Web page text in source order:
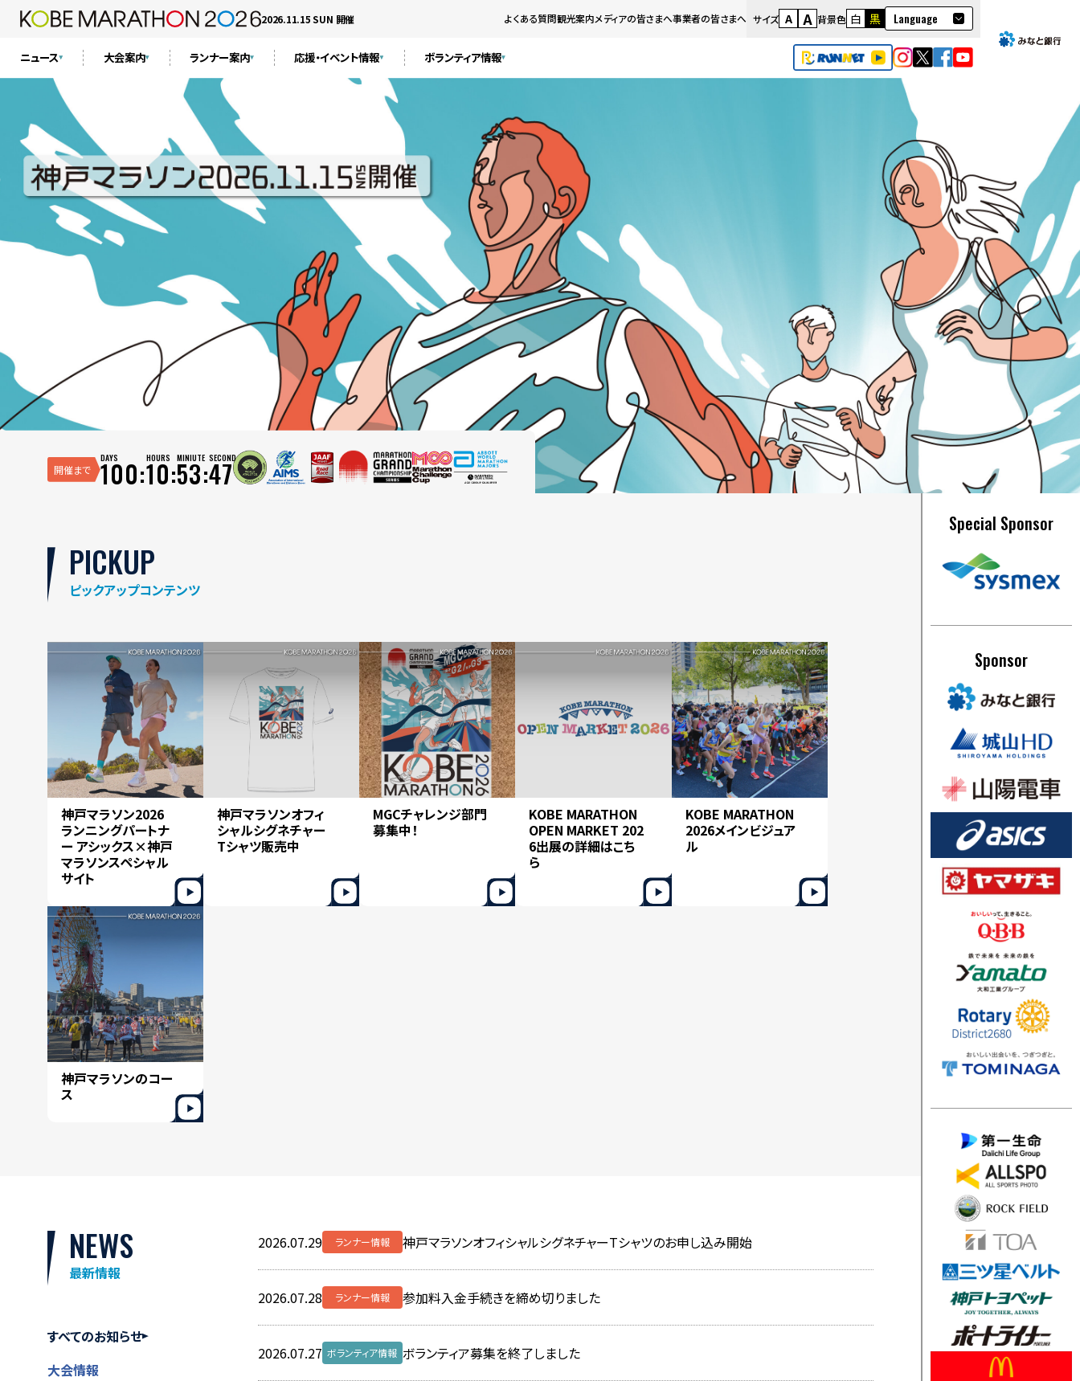
2026.11.15 SUN 開催 よくある質問観光案内メディアの皆さまへ事業者の皆さまへ サイズ A A 背景色 白 黒 Language
日本語
English
繁體語
ニュース 大会案内 ランナー案内 応援・イベント情報 ボランティア情報
開催まで 100:
DAYS 10:
HOURS 53:
MINIUTE 46
SECOND
PICKUP
ピックアップコンテンツ
神戸マラソン2026
ランニングパートナ
ー アシックス×神戸
マラソンスペシャル
サイト
神戸マラソンオフィ
シャルシグネチャー
Tシャツ販売中
MGCチャレンジ部門
募集中！
KOBE MARATHON
OPEN MARKET 202
6出展の詳細はこち
ら
KOBE MARATHON
2026メインビジュア
ル
神戸マラソンのコー
ス
NEWS
最新情報
すべてのお知らせ
大会情報
2026.07.29 ランナー情報 神戸マラソンオフィシャルシグネチャーTシャツのお申し込み開始
2026.07.28 ランナー情報 参加料入金手続きを締め切りました
2026.07.27 ボランティア情報 ボランティア募集を終了しました
2026.07.24 大会情報 神戸マラソン2026チャレンジアンバサダーに三原舞依さんが就任決定
2026.07.21 大会情報 「神戸マラソン・シリーズイベント」を募集します
2026.07.16 大会情報 神戸マラソン2026のワールドアスレティックス・ロードレースラベルについて
2026.07.29 ランナー情報 神戸マラソンオフィシャルシグネチャーTシャツのお申し込み開始
2026.07.28 ランナー情報 参加料入金手続きを締め切りました
2026.07.17 ランナー情報 神戸マラソン2026「ランナーエピソード」を募集します
2026.07.27 ボランティア情報 ボランティア募集を終了しました
2026.06.08 ボランティア情報 ボランティア募集のうち一部定員到達のお知らせ
2026.06.01 ボランティア情報 ボランティア募集のうち一部定員到達のお知らせ
2026.07.01 その他 「ランナー応援絵画」受賞作品発表！
2026.04.30 その他 「KOBE MARATHON OPEN MARKET 2026」出展者 募集のお知らせ
2026.04.24 その他 「ランナー応援絵画」大募集！今年のテーマは「わくわくをつなごう」
Special Sponsor
Sponsor